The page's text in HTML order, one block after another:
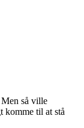
så ville
komme til at stå